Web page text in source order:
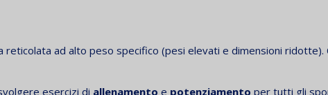
ad alto peso specifico (pesi elevati e dimensioni ridotte).
esercizi di allenamento e potenziamento per tutti gli